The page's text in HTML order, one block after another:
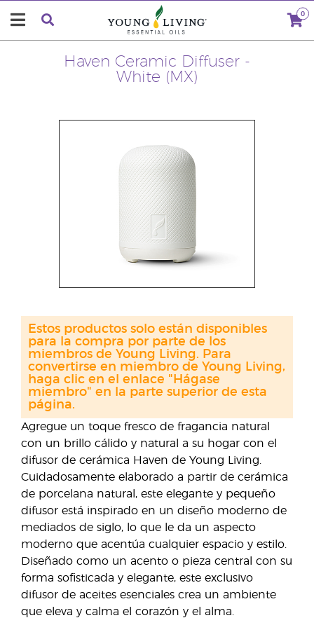
0
Haven Ceramic Diffuser -
White (MX)
Agregue un toque fresco de fragancia natural
con un brillo cálido y natural a su hogar con el
difusor de cerámica Haven de Young Living.
Cuidadosamente elaborado a partir de cerámica
de porcelana natural, este elegante y pequeño
difusor está inspirado en un diseño moderno de
mediados de siglo, lo que le da un aspecto
moderno que acentúa cualquier espacio y estilo.
Diseñado como un acento o pieza central con su
forma sofisticada y elegante, este exclusivo
difusor de aceites esenciales crea un ambiente
que eleva y calma el corazón y el alma.
Estos productos solo están disponibles
para la compra por parte de los
miembros de Young Living. Para
convertirse en miembro de Young Living,
haga clic en el enlace "Hágase
miembro" en la parte superior de esta
página.